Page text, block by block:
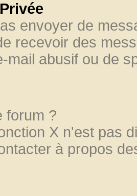
envoyer de
recevoir des
mail abusif ou de
forum ?
X n'est pas
à propos